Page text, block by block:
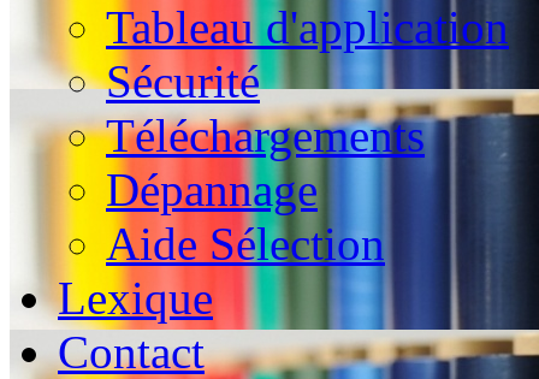
Tableau d'application
Sécurité
Téléchargements
Dépannage
Aide Sélection
Lexique
Contact